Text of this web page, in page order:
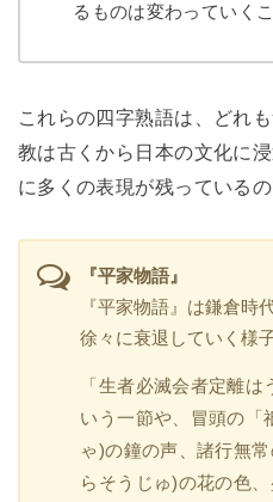
るものは変わっていくこ
これらの四字熟語は、どれ
教は古くから日本の文化に
に多くの表現が残っているの
『平家物語』
『平家物語』は鎌倉時
徐々に衰退していく様
「生者必滅会者定離
いう一節や、冒頭の「
ゃ)の鐘の声、諸行無
らそうじゅ)の花の色